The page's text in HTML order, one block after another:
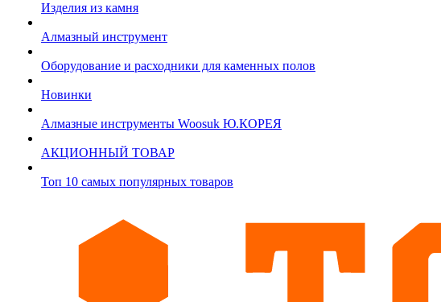
Изделия из камня
Алмазный инструмент
Оборудование и расходники для каменных полов
Новинки
Алмазные инструменты Woosuk Ю.КОРЕЯ
АКЦИОННЫЙ ТОВАР
Топ 10 самых популярных товаров